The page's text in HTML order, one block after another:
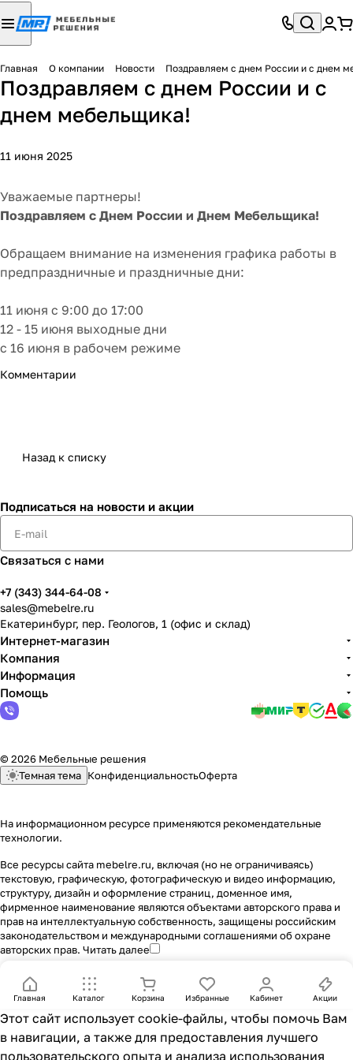
Главная О компании Новости Поздравляем с днем России и с днем
Поздравляем с днем России и с
днем мебельщика!
11 июня 2025
Уважаемые партнеры!
Поздравляем с Днем России и Днем Мебельщика!
Обращаем внимание на изменения графика работы в
предпраздничные и праздничные дни:
11 июня с 9:00 до 17:00
12 - 15 июня выходные дни
с 16 июня в рабочем режиме
Комментарии
Назад к списку
Подписаться на новости и акции
Связаться с нами
+7 (343) 344-64-08
sales@mebelre.ru
Екатеринбург, пер. Геологов, 1 (офис и склад)
Интернет-магазин
Компания
Информация
Помощь
© 2026 Мебельные решения
Темная тема КонфиденциальностьОферта
На информационном ресурсе применяются рекомендательные
технологии.
Все ресурсы сайта mebelre.ru, включая (но не ограничиваясь)
текстовую, графическую, фотографическую и видео информацию,
структуру, дизайн и оформление страниц, доменное имя,
фирменное наименование являются объектами авторского права и
прав на интеллектуальную собственность, защищены российским
законодательством и международными соглашениями об охране
авторских прав. Читать далее
Главная Каталог Корзина Избранные Кабинет Акции
Этот сайт использует cookie-файлы, чтобы помочь Вам
в навигации, а также для предоставления лучшего
пользовательского опыта и анализа использования